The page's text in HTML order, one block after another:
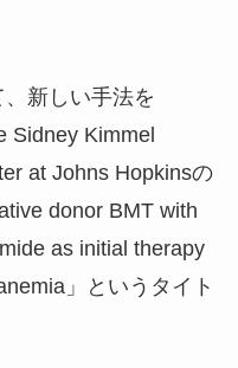
新しい手法を
Sidney Kimmel
at Johns Hopkinsの
donor BMT with
as initial therapy
」というタイト